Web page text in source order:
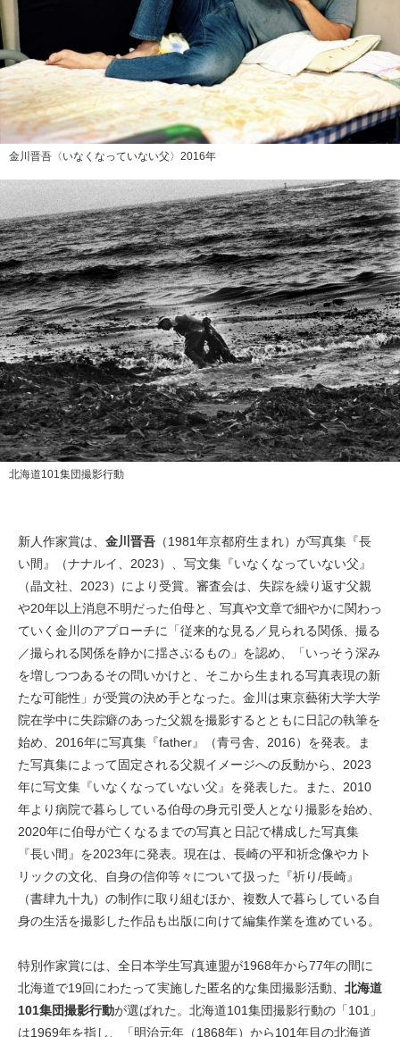
金川晋吾〈いなくなっていない父〉2016年
北海道101集団撮影行動
新人作家賞は、 金川晋吾 （1981年京都府生まれ）が写真集『長
い間』（ナナルイ、2023）、写文集『いなくなっていない父』
（晶文社、2023）により受賞。審査会は、失踪を繰り返す父親
や20年以上消息不明だった伯母と、写真や文章で細やかに関わっ
ていく金川のアプローチに「従来的な見る／見られる関係、撮る
／撮られる関係を静かに揺さぶるもの」を認め、「​​いっそう深み
を増しつつあるその問いかけと、そこから生まれる写真表現の新
たな可能性」が受賞の決め手となった。金川は東京藝術大学大学
院在学中に失踪癖のあった父親を撮影するとともに日記の執筆を
始め、2016年に写真集『father』（青弓舎、2016）を発表。ま
た写真集によって固定される父親イメージへの反動から、2023
年に写文集『いなくなっていない父』を発表した。また、2010
年より病院で暮らしている伯母の身元引受人となり撮影を始め、
2020年に伯母が亡くなるまでの写真と日記で構成した写真集
『長い間』を2023年に発表。現在は、長崎の平和祈念像やカト
リックの文化、自身の信仰等々について扱った『祈り/長崎』
（書肆九十九）の制作に取り組むほか、複数人で暮らしている自
身の生活を撮影した作品も出版に向けて編集作業を進めている。
特別作家賞には、全日本学生写真連盟が1968年から77年の間に
北海道で19回にわたって実施した匿名的な集団撮影活動、 北海道
101集団撮影行動が選ばれた。北海道101集団撮影行動の「101」
は1969年を指し、「明治元年（1868年）から101年目の北海道